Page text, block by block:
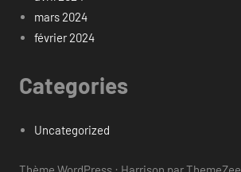
mars 2024
février 2024
Categories
Uncategorized